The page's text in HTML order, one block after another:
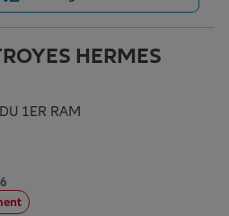
HERMES
1ER RAM